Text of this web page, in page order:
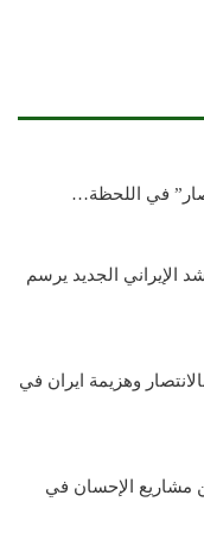
في اللحظة…
الإيراني الجديد يرسم
وهزيمة ايران في
مشاريع الإحسان في